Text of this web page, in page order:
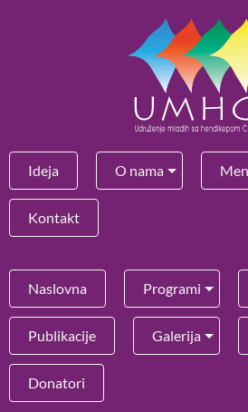
Ideja O nama
Kontakt
Naslovna Programi
Publikacije Galerija
Donatori